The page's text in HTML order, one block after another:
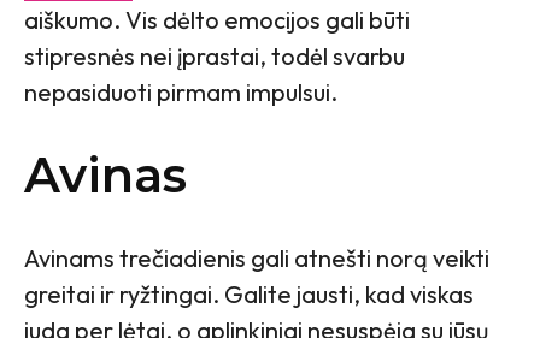
aiškumo. Vis dėlto emocijos gali būti
stipresnės nei įprastai, todėl svarbu
nepasiduoti pirmam impulsui.
Avinas
Avinams trečiadienis gali atnešti norą veikti
greitai ir ryžtingai. Galite jausti, kad viskas
juda per lėtai, o aplinkiniai nesuspėja su jūsų